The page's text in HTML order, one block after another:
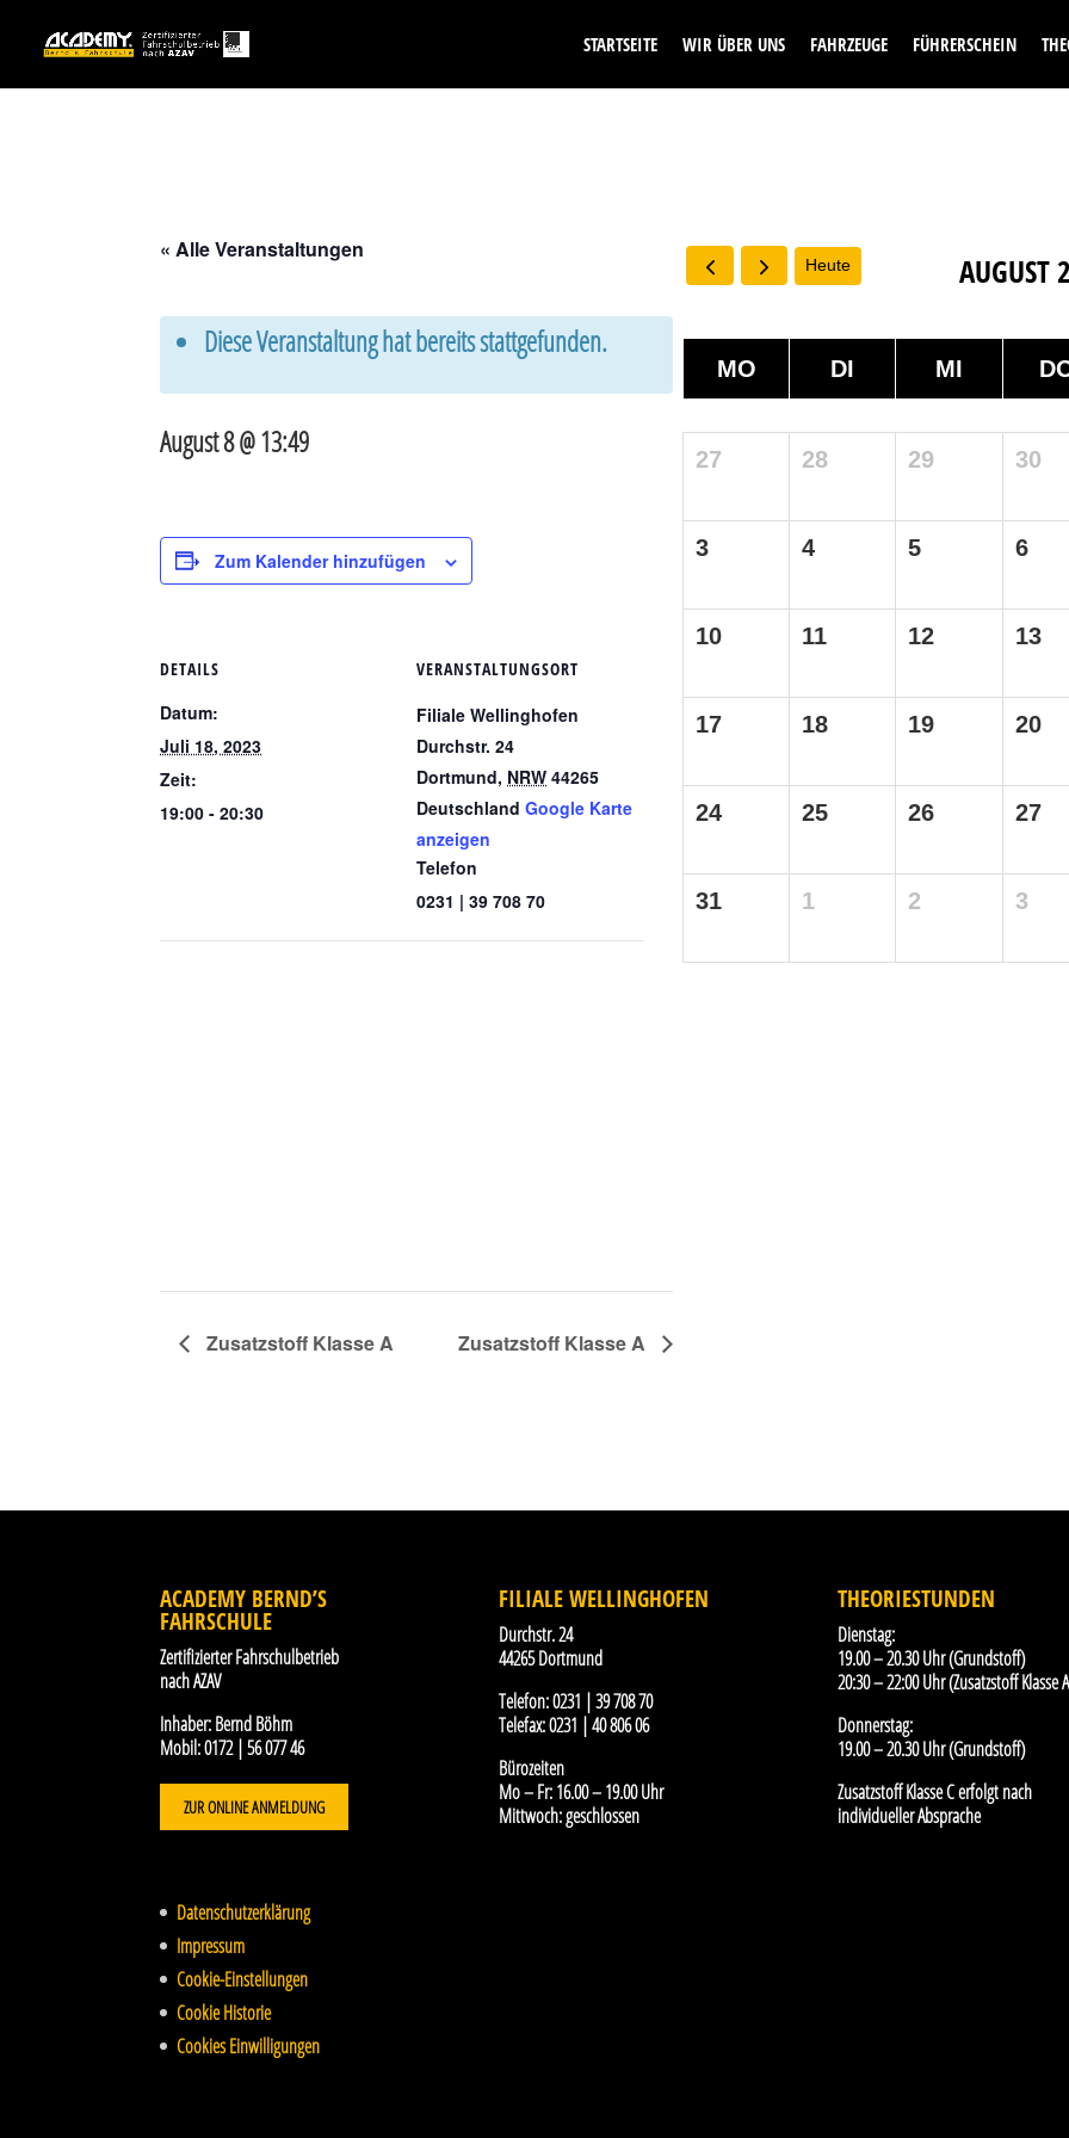
STARTSEITE WIR ÜBER UNS FAHRZEUGE FÜHRERSCHEIN
« Alle Veranstaltungen
Diese Veranstaltung hat bereits stattgefunden.
August 8 @ 13:49
Zum Kalender hinzufügen
DETAILS
Datum:
Juli 18, 2023
Zeit:
19:00 - 20:30
VERANSTALTUNGSORT
Filiale Wellinghofen
Durchstr. 24
Dortmund, NRW 44265
Deutschland Google Karte
anzeigen
Telefon
0231 | 39 708 70
Zusatzstoff Klasse A Zusatzstoff Klasse A
Heute AUGUST
MO DI MI
27 28 29 30
3 4 5 6
10 11 12 13
17 18 19 20
24 25 26 27
31 1 2 3
ACADEMY BERND’S
FAHRSCHULE
Zertifizierter Fahrschulbetrieb
nach AZAV
Inhaber:Bernd Böhm
Mobil:0172 | 56 077 46
ZUR ONLINE ANMELDUNG
Datenschutzerklärung
Impressum
Cookie-Einstellungen
Cookie Historie
Cookies Einwilligungen
FILIALE WELLINGHOFEN
Durchstr. 24
44265 Dortmund
Telefon:0231 | 39 708 70
Telefax:0231 | 40 806 06
Bürozeiten
Mo – Fr: 16.00 – 19.00 Uhr
Mittwoch: geschlossen
THEORIESTUNDEN
Dienstag:
19.00 – 20.30 Uhr (Grundstoff)
20:30 – 22:00 Uhr (Zusatzstoff Klasse
Donnerstag:
19.00 – 20.30 Uhr (Grundstoff)
Zusatzstoff Klasse C erfolgt nach
individueller Absprache